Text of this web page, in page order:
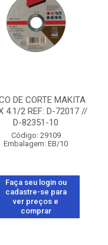
DE CORTE MAKITA
4.1/2 REF: D-72017 //
D-82351-10
Código: 29109
Embalagem: EB/10
Faça seu login ou
cadastre-se para
ver preços e
comprar